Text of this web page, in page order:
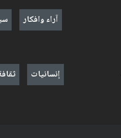
آراء وافكار
إنسانيات